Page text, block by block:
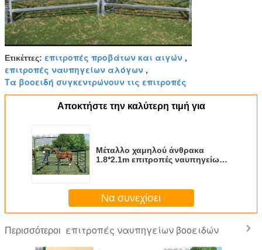
Ετικέττες: επιτροπές προβάτων και αιγών ,
επιτροπές ναυπηγείων αλόγων ,
Τα βοοειδή συγκεντρώνουν τις επιτροπές
Αποκτήστε την καλύτερη τιμή για
Μέταλλο χαμηλού άνθρακα
1.8*2.1m επιτροπές ναυπηγείων
Να συνεχίσει
Περισσότεροι επιτροπές ναυπηγείων βοοειδών